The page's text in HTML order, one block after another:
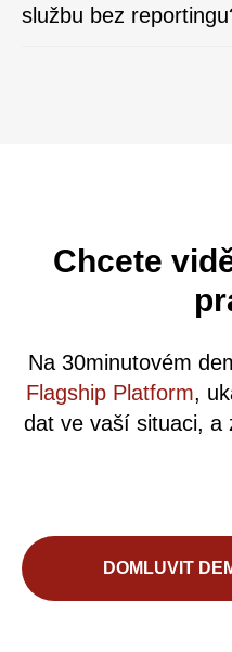
službu bez
Chcete
Na 30minutovém
Flagship Platform,
dat ve vaší situaci, a
DOMLUVIT